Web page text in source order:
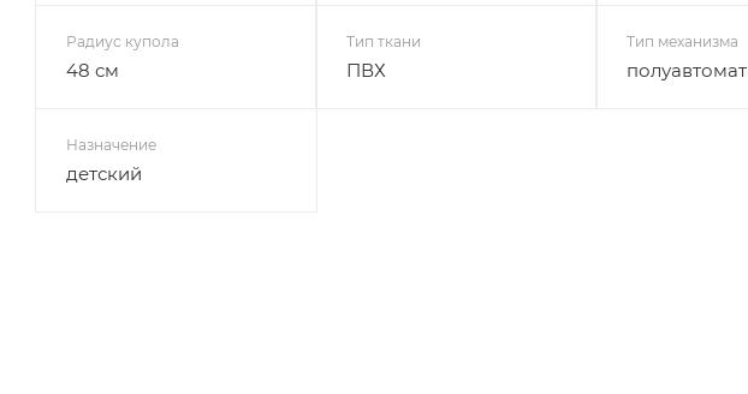
Радиус купола
48 см
Тип ткани
ПВХ
Тип механизма
полуавтомат
Назначение
детский